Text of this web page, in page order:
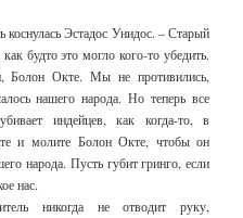
коснулась Эстадос Унидос. – Старый
будто это могло кого-то убедить.
Окте. Мы не противились,
нашего народа. Но теперь все
индейцев, как когда-то, в
и молите Болон Окте, чтобы он
народа. Пусть губит гринго, если
нас.
никогда не отводит руку,